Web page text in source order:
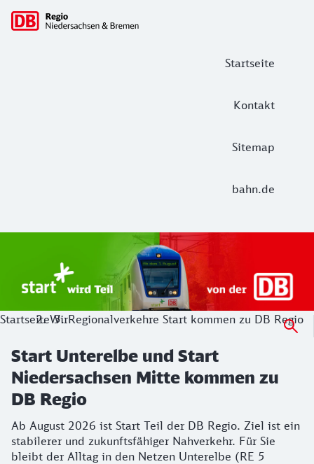
Startseite
Kontakt
Sitemap
bahn.de
Hauptnavigation
Start Unterelbe und Start
Ab August 2026 ist Start Teil der DB Regio. Ziel ist ein
StartseiteWirRegionalverkehre Start kommen zu DB Regio
Start Unterelbe und Start
Niedersachsen Mitte kommen zu
DB Regio
Ab August 2026 ist Start Teil der DB Regio. Ziel ist ein
stabilerer und zukunftsfähiger Nahverkehr. Für Sie
bleibt der Alltag in den Netzen Unterelbe (RE 5